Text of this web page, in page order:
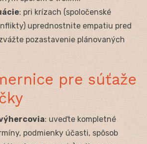
: pri krízach (spoločenské
uprednostnite empatiu pred
pozastavenie plánovaných
pre súťaže
: uveďte kompletné
podmienky účasti, spôsob